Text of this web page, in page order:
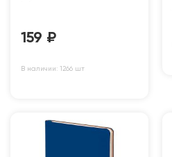
159 ₽
В наличии: 1266 шт